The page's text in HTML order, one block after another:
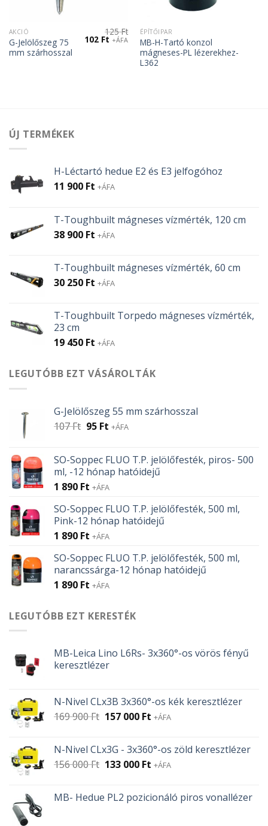
AKCIÓ
G-Jelölőszeg 75
mm szárhosszal
125Ft
Original
price
102 FtCurrent
price
+ÁFA
ÉPÍTŐIPAR
MB-H-Tartó konzol
mágneses-PL lézerekhez-
L362
ÚJ TERMÉKEK
H-Léctartó hedue E2 és E3 jelfogóhoz
11 900 Ft +ÁFA
T-Toughbuilt mágneses vízmérték, 120 cm
38 900 Ft +ÁFA
T-Toughbuilt mágneses vízmérték, 60 cm
30 250 Ft +ÁFA
T-Toughbuilt Torpedo mágneses vízmérték,
23 cm
19 450 Ft +ÁFA
LEGUTÓBB EZT VÁSÁROLTÁK
G-Jelölőszeg 55 mm szárhosszal
107Ft Original
107 Ft.
95 FtCurrent
95 Ft.
+ÁFA
SO-Soppec FLUO T.P. jelölőfesték, piros- 500
ml, -12 hónap hatóidejű
1 890 Ft +ÁFA
SO-Soppec FLUO T.P. jelölőfesték, 500 ml,
Pink-12 hónap hatóidejű
1 890 Ft +ÁFA
SO-Soppec FLUO T.P. jelölőfesték, 500 ml,
narancssárga-12 hónap hatóidejű
1 890 Ft +ÁFA
LEGUTÓBB EZT KERESTÉK
MB-Leica Lino L6Rs- 3x360°-os vörös fényű
keresztlézer
N-Nivel CLx3B 3x360°-os kék keresztlézer
169 900Ft Original
169
900 Ft.
157 000 FtCurrent
157
000 Ft.
+ÁFA
N-Nivel CLx3G - 3x360°-os zöld keresztlézer
156 000Ft Original
156
133 000 FtCurrent
133
+ÁFA
MB- Hedue PL2 pozicionáló piros vonallézer